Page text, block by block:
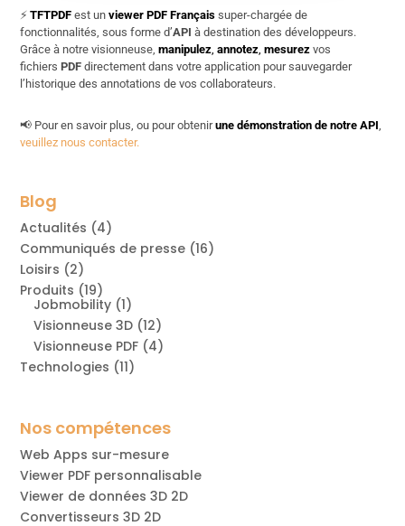
⚡TFTPDF est unviewer PDF Français super-chargée de
fonctionnalités, sous forme d’API à destination des développeurs.
Grâce à notre visionneuse, manipulez,annotez,mesurez vos
fichiersPDF directement dans votre application pour sauvegarder
l’historique des annotations de vos collaborateurs.
📢 Pour en savoir plus, ou pour obtenirune démonstration de notre API,
veuillez nous contacter.
Blog
Actualités (4)
Communiqués de presse (16)
Loisirs (2)
Produits (19)
Jobmobility (1)
Visionneuse 3D (12)
Visionneuse PDF (4)
Technologies (11)
Nos compétences
Web Apps sur-mesure
Viewer PDF personnalisable
Viewer de données 3D 2D
Convertisseurs 3D 2D